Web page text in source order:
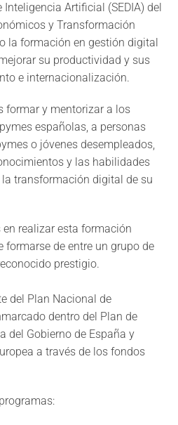
Artificial (SEDIA) del
y Transformación
la formación en gestión digital
su productividad y sus
e internacionalización.
formar y mentorizar a los
españolas, a personas
o jóvenes desempleados,
y las habilidades
transformación digital de su
realizar esta formación
formarse de entre un grupo de
prestigio.
del Plan Nacional de
dentro del Plan de
del Gobierno de España y
a través de los fondos